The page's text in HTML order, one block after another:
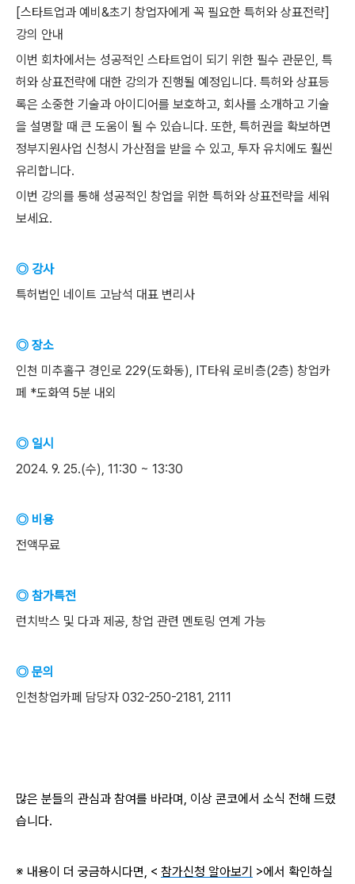
[스타트업과 예비&초기 창업자에게 꼭 필요한 특허와 상표전략]
강의 안내
이번 회차에서는 성공적인 스타트업이 되기 위한 필수 관문인, 특
허와 상표전략에 대한 강의가 진행될 예정입니다. 특허와 상표등
록은 소중한 기술과 아이디어를 보호하고, 회사를 소개하고 기술
을 설명할 때 큰 도움이 될 수 있습니다. 또한, 특허권을 확보하면
정부지원사업 신청시 가산점을 받을 수 있고, 투자 유치에도 훨씬
유리합니다.
이번 강의를 통해 성공적인 창업을 위한 특허와 상표전략을 세워
보세요.
◎ 강사
특허법인 네이트 고남석 대표 변리사
◎ 장소
인천 미추홀구 경인로 229(도화동), IT타워 로비층(2층) 창업카
페 *도화역 5분 내외
◎ 일시
2024. 9. 25.(수), 11:30 ~ 13:30
◎ 비용
전액무료
◎ 참가특전
런치박스 및 다과 제공, 창업 관련 멘토링 연계 가능
◎ 문의
인천창업카페 담당자 032-250-2181, 2111
많은 분들의 관심과 참여를 바라며, 이상 콘코에서 소식 전해 드렸
습니다.
※ 내용이 더 궁금하시다면, < 참가신청 알아보기 >에서 확인하실